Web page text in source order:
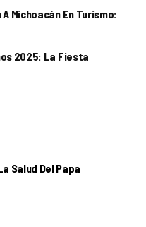
Michoacán En Turismo:
2025: La Fiesta
Salud Del Papa